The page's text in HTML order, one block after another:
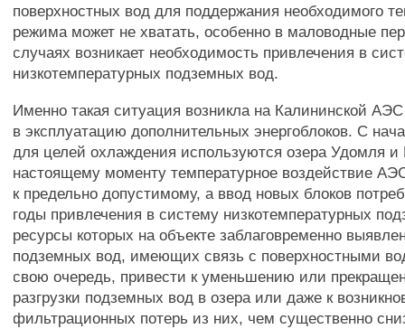
поверхностных вод для поддержания необходимого
режима может не хватать, особенно в маловодные
случаях возникает необходимость привлечения в
низкотемпературных подземных вод.
Именно такая ситуация возникла на Калининской
в эксплуатацию дополнительных энергоблоков. С
для целей охлаждения используются озера Удомля и
настоящему моменту температурное воздействие
к предельно допустимому, а ввод новых блоков
годы привлечения в систему низкотемпературных
ресурсы которых на объекте заблаговременно
подземных вод, имеющих связь с поверхностными
свою очередь, привести к уменьшению или
разгрузки подземных вод в озера или даже к
фильтрационных потерь из них, чем существенно